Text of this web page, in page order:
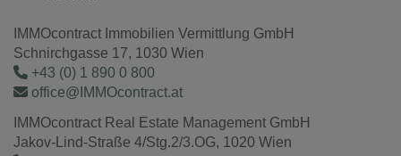
IMMOcontract Immobilien Vermittlung GmbH
Schnirchgasse 17, 1030 Wien
+43 (0) 1 890 0 800
office@IMMOcontract.at
IMMOcontract Real Estate Management GmbH
Jakov-Lind-Straße 4/Stg.2/3.OG, 1020 Wien